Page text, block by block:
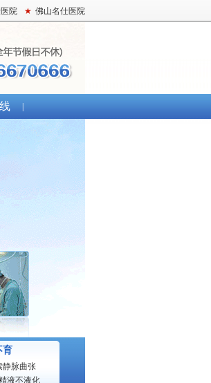
院 ★ 佛山名仕医院
育
静脉曲张
液不液化